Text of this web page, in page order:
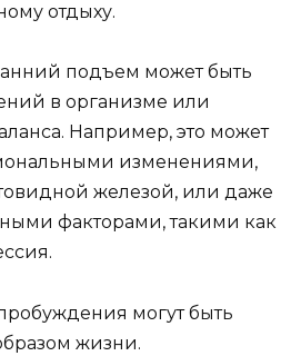
отдыху.
подъем может быть
в организме или
Например, это может
изменениями,
железой, или даже
факторами, такими как
могут быть
жизни.